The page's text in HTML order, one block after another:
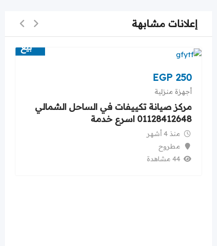
إعلانات مشابهة
بيع
EGP 250
أجهزة منزلية
مركز صيانة تكييفات في الساحل الشمالي
01128412648 اسرع خدمة
منذ 4 أشهر
مطروح
44 مشاهدة